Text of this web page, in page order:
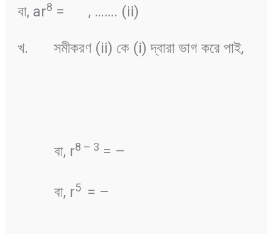
বা, ar8 = , ……. (ii)
খ. সমীকরণ (ii) কে (i) দ্বারা ভাগ করে পাই,
বা, r8 – 3 = –
বা, r5 = –